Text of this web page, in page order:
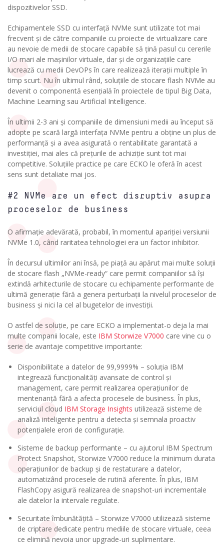
dispozitivelor SSD.
Echipamentele SSD cu interfață NVMe sunt utilizate tot mai
frecvent și de către companiile cu proiecte de virtualizare care
au nevoie de medii de stocare capabile să țină pasul cu cererile
I/O mari ale mașinilor virtuale, dar și de organizațiile care
lucrează cu medii DevOPs în care realizează iterații multiple în
timp scurt. Nu în ultimul rând, soluțiile de stocare flash NVMe au
devenit o componentă esențială în proiectele de tipul Big Data,
Machine Learning sau Artificial Intelligence.
În ultimii 2-3 ani și companiile de dimensiuni medii au început să
adopte pe scară largă interfața NVMe pentru a obține un plus de
performanță și a avea asigurată o rentabilitate garantată a
investiției, mai ales că prețurile de achiziție sunt tot mai
competitive. Soluțiile practice pe care ECKO le oferă în acest
sens sunt detaliate mai jos.
#2 NVMe are un efect disruptiv asupra
proceselor de business
O afirmație adevărată, probabil, în momentul apariției versiunii
NVMe 1.0, când raritatea tehnologiei era un factor inhibitor.
În decursul ultimilor ani însă, pe piață au apărut mai multe soluții
de stocare flash „NVMe-ready“ care permit companiilor să își
extindă arhitecturile de stocare cu echipamente performante de
ultimă generație fără a genera perturbații la nivelul proceselor de
business și nici la cel al bugetelor de investiții.
O astfel de soluție, pe care ECKO a implementat-o deja la mai
multe companii locale, este IBM Storwize V7000 care vine cu o
serie de avantaje competitive importante:
Disponibilitate a datelor de 99,9999% – soluția IBM
integrează funcționalități avansate de control și
management, care permit realizarea operațiunilor de
mentenanță fără a afecta procesele de business. În plus,
serviciul cloud IBM Storage Insights utilizează sisteme de
analiză inteligente pentru a detecta și semnala proactiv
potențialele erori de configurație.
Sisteme de backup performante – cu ajutorul IBM Spectrum
Protect Snapshot, Storwize V7000 reduce la minimum durata
operațiunilor de backup și de restaturare a datelor,
automatizând procesele de rutină aferente. În plus, IBM
FlashCopy asigură realizarea de snapshot-uri incrementale
ale datelor la intervale regulate.
Securitate îmbunătățită – Storwize V7000 utilizează sisteme
de criptare dedicate pentru mediile de stocare virtuale, ceea
ce elimină nevoia unor upgrade-uri suplimentare.